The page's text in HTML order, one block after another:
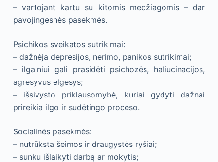
– vartojant kartu su kitomis medžiagomis – dar
pavojingesnės pasekmės.
Psichikos sveikatos sutrikimai:
– dažnėja depresijos, nerimo, panikos sutrikimai;
– ilgainiui gali prasidėti psichozės, haliucinacijos,
agresyvus elgesys;
– išsivysto priklausomybė, kuriai gydyti dažnai
prireikia ilgo ir sudėtingo proceso.
Socialinės pasekmės:
– nutrūksta šeimos ir draugystės ryšiai;
– sunku išlaikyti darbą ar mokytis;